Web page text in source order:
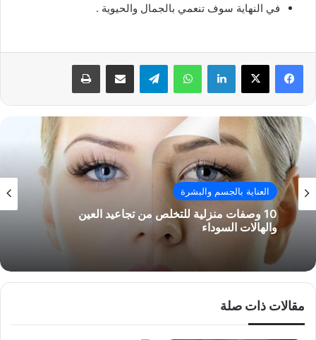
في النهاية سوف تنعمي بالجمال والحيوية .
فيسبوك لينكدإن واتساب
العناية بالجسم والبشرة
10 وصفات منزلية للتخلص من تجاعيد العين
والهالات السوداء
مقالات ذات صلة